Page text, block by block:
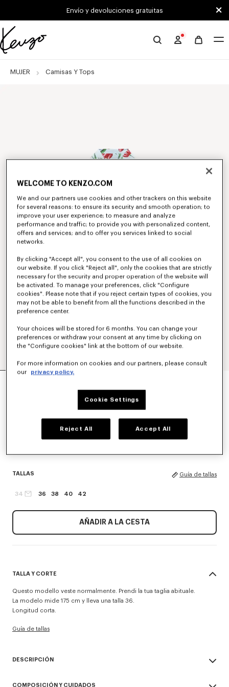
Skip to main content
Skip to footer contentEnvío y devoluciones gratuitas
Página
MUJER Camisas Y Tops
CAMISA DE MANGA CORTA DE POPELÍN DE
COLORES :Azul Claro
TALLAS Guía de tallas
34 36 38 40 42
AÑADIR A LA CESTA
TALLA Y CORTE
Questo modello veste normalmente. Prendi la tua taglia abituale.
La modelo mide 175 cm y lleva una talla 36.
Longitud corta.
Guía de tallas
DESCRIPCIÓN
COMPOSICIÓN Y CUIDADOS
WELCOME TO KENZO.COM
We and our partners use cookies and other trackers on this website
for several reasons: to ensure its security and smooth operation; to
improve your user experience; to measure and analyze
performance and traffic; to provide you with personalized content,
offers and services; and to offer you services linked to social
networks.
By clicking "Accept all", you consent to the use of all cookies on
our website. If you click "Reject all", only the cookies that are strictly
necessary for the security and proper operation of the website will
be activated. To manage your preferences, click "Configure
cookies". Please note that if you reject certain types of cookies, you
may not be able to benefit from all the functions described in the
preference center.
Your choices will be stored for 6 months. You can change your
preferences or withdraw your consent at any time by clicking on
the "Configure cookies" link at the bottom of our website.
For more information on cookies and our partners, please consult
our
privacy policy.
Cookie Settings
Reject All Accept All